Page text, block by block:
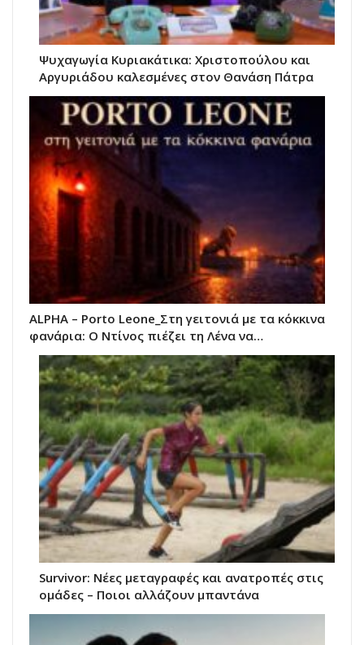
Ψυχαγωγία Κυριακάτικα: Χριστοπούλου και
Αργυριάδου καλεσμένες στον Θανάση Πάτρα
ALPHA – Porto Leone_Στη γειτονιά με τα κόκκινα
φανάρια: Ο Ντίνος πιέζει τη Λένα να…
Survivor: Νέες μεταγραφές και ανατροπές στις
ομάδες – Ποιοι αλλάζουν μπαντάνα